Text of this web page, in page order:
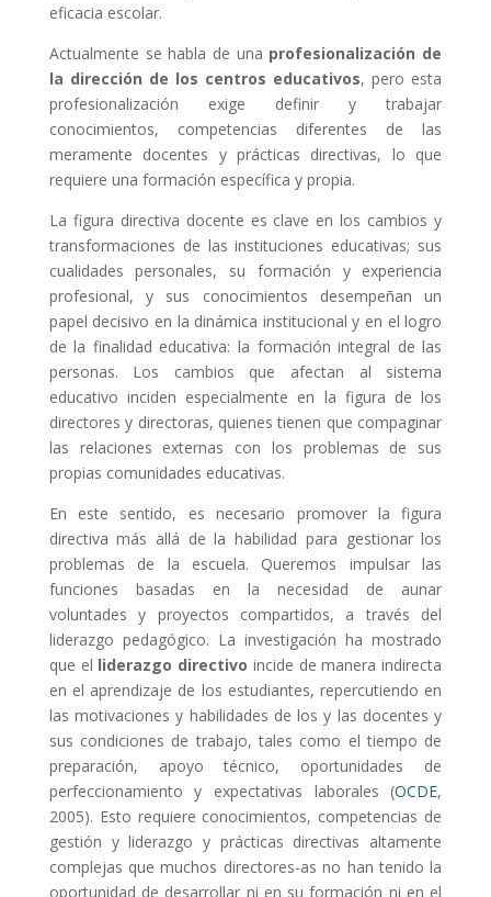
eficacia escolar.
Actualmente se habla de una profesionalización de
la dirección de los centros educativos, pero esta
profesionalización exige definir y trabajar
conocimientos, competencias diferentes de las
meramente docentes y prácticas directivas, lo que
requiere una formación específica y propia.
La figura directiva docente es clave en los cambios y
transformaciones de las instituciones educativas; sus
cualidades personales, su formación y experiencia
profesional, y sus conocimientos desempeñan un
papel decisivo en la dinámica institucional y en el logro
de la finalidad educativa: la formación integral de las
personas. Los cambios que afectan al sistema
educativo inciden especialmente en la figura de los
directores y directoras, quienes tienen que compaginar
las relaciones externas con los problemas de sus
propias comunidades educativas.
En este sentido, es necesario promover la figura
directiva más allá de la habilidad para gestionar los
problemas de la escuela. Queremos impulsar las
funciones basadas en la necesidad de aunar
voluntades y proyectos compartidos, a través del
liderazgo pedagógico. La investigación ha mostrado
que el liderazgo directivo incide de manera indirecta
en el aprendizaje de los estudiantes, repercutiendo en
las motivaciones y habilidades de los y las docentes y
sus condiciones de trabajo, tales como el tiempo de
preparación, apoyo técnico, oportunidades de
perfeccionamiento y expectativas laborales (OCDE,
2005). Esto requiere conocimientos, competencias de
gestión y liderazgo y prácticas directivas altamente
complejas que muchos directores-as no han tenido la
oportunidad de desarrollar ni en su formación ni en el